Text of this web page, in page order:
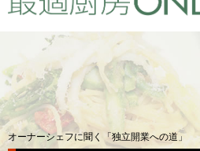
オーナーシェフに聞く「独立開業への道」